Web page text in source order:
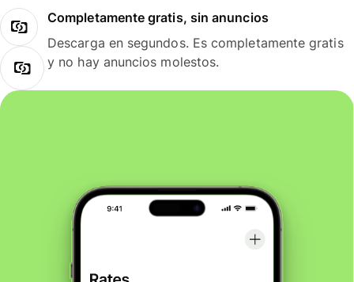
Completamente gratis, sin anuncios
Descarga en segundos. Es completamente gratis
y no hay anuncios molestos.